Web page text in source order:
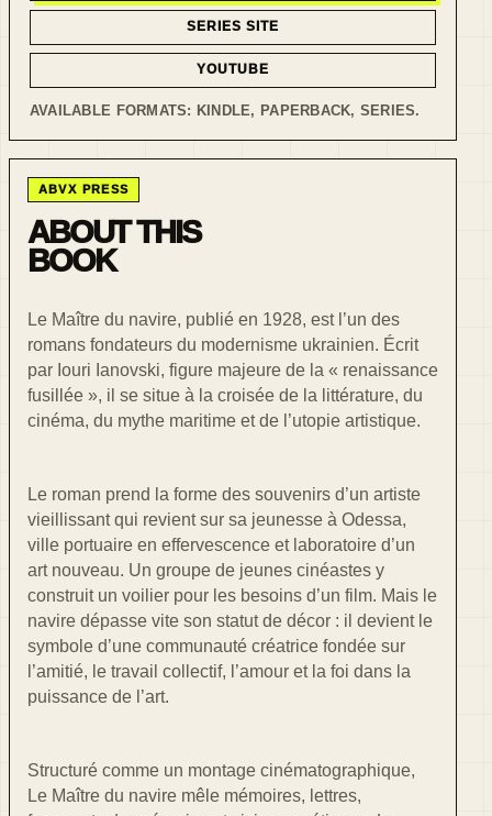
SERIES SITE
YOUTUBE
AVAILABLE FORMATS: KINDLE, PAPERBACK, SERIES.
ABVX PRESS
ABOUT THIS
BOOK
Le Maître du navire, publié en 1928, est l’un des
romans fondateurs du modernisme ukrainien. Écrit
par Iouri Ianovski, figure majeure de la « renaissance
fusillée », il se situe à la croisée de la littérature, du
cinéma, du mythe maritime et de l’utopie artistique.
Le roman prend la forme des souvenirs d’un artiste
vieillissant qui revient sur sa jeunesse à Odessa,
ville portuaire en effervescence et laboratoire d’un
art nouveau. Un groupe de jeunes cinéastes y
construit un voilier pour les besoins d’un film. Mais le
navire dépasse vite son statut de décor : il devient le
symbole d’une communauté créatrice fondée sur
l’amitié, le travail collectif, l’amour et la foi dans la
puissance de l’art.
Structuré comme un montage cinématographique,
Le Maître du navire mêle mémoires, lettres,